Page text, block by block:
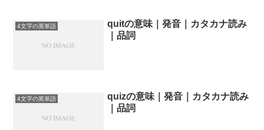
4文字の英単語
quitの意味｜発音｜カタカナ読み
｜品詞
4文字の英単語
quizの意味｜発音｜カタカナ読み
｜品詞